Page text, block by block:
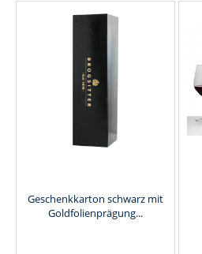
Geschenkkarton schwarz mit
Goldfolienprägung...